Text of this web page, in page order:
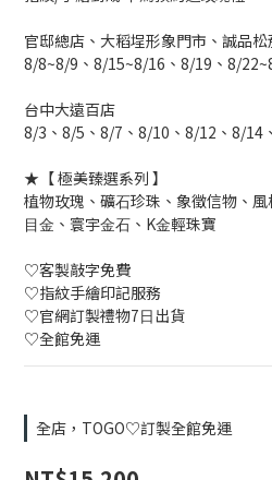
官邸總店、大稻埕形象門市、誠品松
8/8~8/9、8/15~8/16、8/19、8/
台中大遠百店
8/3、8/5、8/7、8/10、8/12、8/14
★【 極美臻選系列 】
植物玫瑰、礦⽯珍珠、象徵信物、風
⽬⾦、寰宇⾦⽯、K⾦輕珠寶
♡客製敲字免費
♡指紋⼿繪印記服務
♡官網訂製禮物7⽇出貨
♡全館免運
全店，TOGO♡訂製全館免運